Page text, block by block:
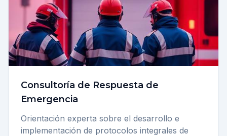
Consultoría de Respuesta de
Emergencia
Orientación experta sobre el desarrollo e
implementación de protocolos integrales de